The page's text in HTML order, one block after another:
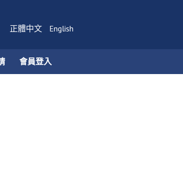
正體中文 English
會員登入